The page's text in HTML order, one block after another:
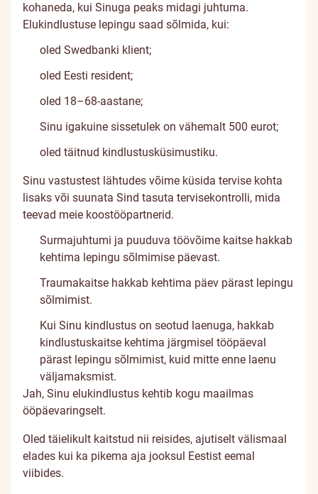
kohaneda, kui Sinuga peaks midagi juhtuma.
Elukindlustuse lepingu saad sõlmida, kui:
oled Swedbanki klient;
oled Eesti resident;
oled 18–68-aastane;
Sinu igakuine sissetulek on vähemalt 500 eurot;
oled täitnud kindlustusküsimustiku.
Sinu vastustest lähtudes võime küsida tervise kohta
lisaks või suunata Sind tasuta tervisekontrolli, mida
teevad meie koostööpartnerid.
Surmajuhtumi ja puuduva töövõime kaitse hakkab
kehtima lepingu sõlmimise päevast.
Traumakaitse hakkab kehtima päev pärast lepingu
sõlmimist.
Kui Sinu kindlustus on seotud laenuga, hakkab
kindlustuskaitse kehtima järgmisel tööpäeval
pärast lepingu sõlmimist, kuid mitte enne laenu
väljamaksmist.
Jah, Sinu elukindlustus kehtib kogu maailmas
ööpäevaringselt.
Oled täielikult kaitstud nii reisides, ajutiselt välismaal
elades kui ka pikema aja jooksul Eestist eemal
viibides.